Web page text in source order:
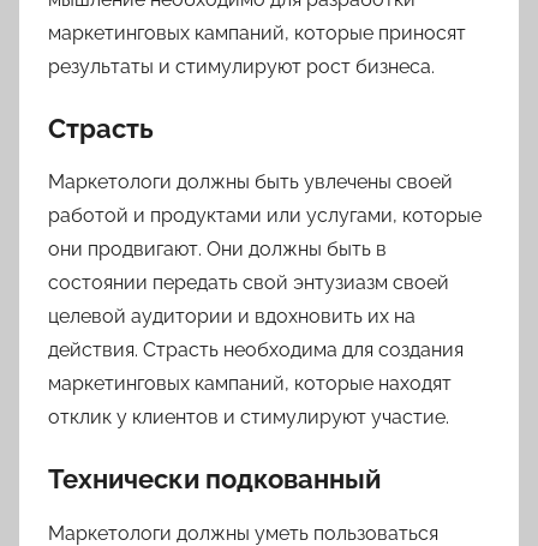
маркетинговых кампаний, которые приносят
результаты и стимулируют рост бизнеса.
Страсть
Маркетологи должны быть увлечены своей
работой и продуктами или услугами, которые
они продвигают. Они должны быть в
состоянии передать свой энтузиазм своей
целевой аудитории и вдохновить их на
действия. Страсть необходима для создания
маркетинговых кампаний, которые находят
отклик у клиентов и стимулируют участие.
Технически подкованный
Маркетологи должны уметь пользоваться